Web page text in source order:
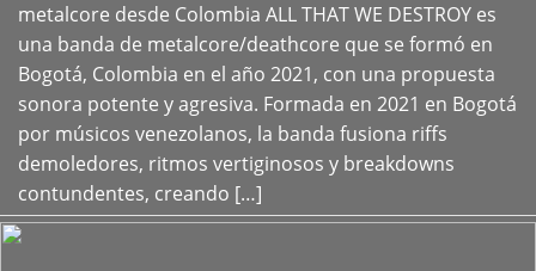
metalcore desde Colombia ALL THAT WE DESTROY es
una banda de metalcore/deathcore que se formó en
Bogotá, Colombia en el año 2021, con una propuesta
sonora potente y agresiva. Formada en 2021 en Bogotá
por músicos venezolanos, la banda fusiona riffs
demoledores, ritmos vertiginosos y breakdowns
contundentes, creando […]
+